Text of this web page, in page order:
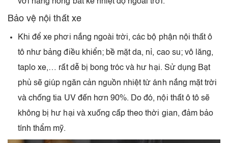
Bảo vệ nội thất xe
Khi để xe phơi nắng ngoài trời, các bộ phận nội thất ô
tô như bảng điều khiển; bề mặt da, nỉ, cao su; vô lăng,
taplo xe,… rất dễ bị bong tróc và hư hại. Sử dụng Bạt
phủ sẽ giúp ngăn cản nguồn nhiệt từ ánh nắng mặt trời
và chống tia UV đến hơn 90%. Do đó, nội thất ô tô sẽ
không bị hư hại và xuống cấp theo thời gian, đảm bảo
tính thẩm mỹ.